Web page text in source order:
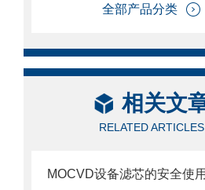
全部产品分类
相关文
RELATED ARTICLES
MOCVD设备滤芯的安全使